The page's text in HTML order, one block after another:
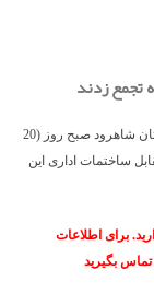
تجمع زدند
خبرگزاری هرانا ـ بیش از 500 کارگر معدن طزره در شهرستان شاهرود صبح روز (20
ساختمات اداری این
برای اطلاعات
تماس بگیرید